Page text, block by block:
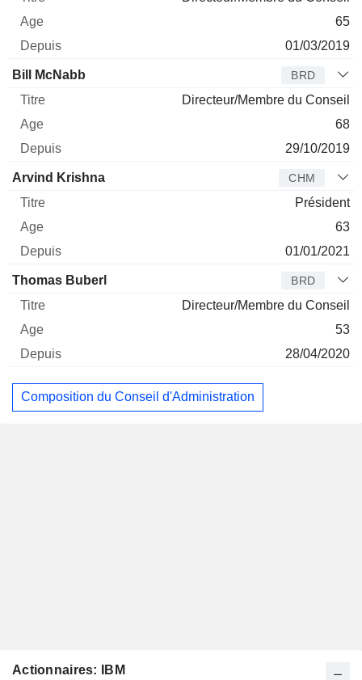
65
01/03/2019
Bill McNabb BRD
Directeur/Membre du Conseil
68
29/10/2019
Arvind Krishna CHM
Président
63
01/01/2021
Thomas Buberl BRD
Directeur/Membre du Conseil
53
28/04/2020
Composition du Conseil d'Administration
Actionnaires: IBM